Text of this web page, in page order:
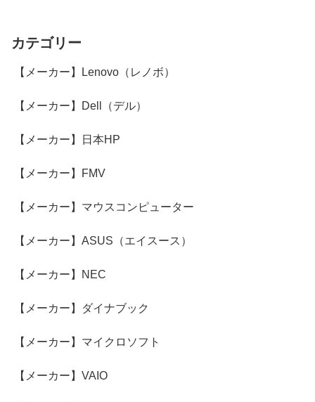
カテゴリー
【メーカー】Lenovo（レノボ）
【メーカー】Dell（デル）
【メーカー】日本HP
【メーカー】FMV
【メーカー】マウスコンピューター
【メーカー】ASUS（エイスース）
【メーカー】NEC
【メーカー】ダイナブック
【メーカー】マイクロソフト
【メーカー】VAIO